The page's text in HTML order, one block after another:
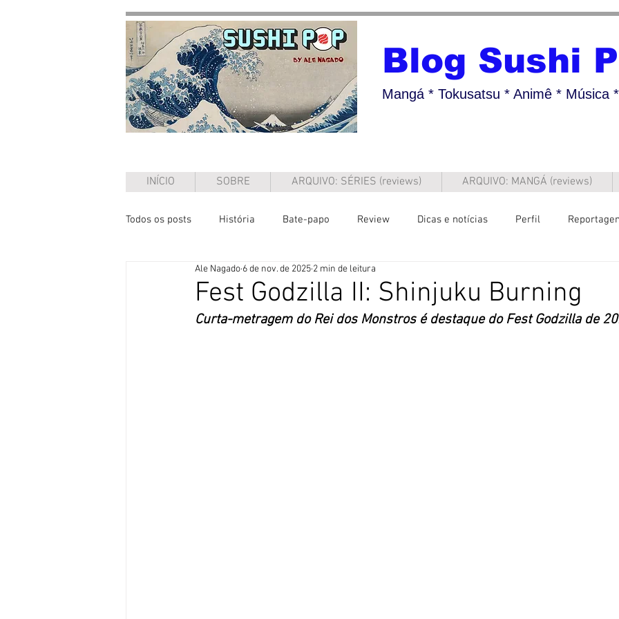
Blog Sushi
Mangá * Tokusatsu * Animê * Música
INÍCIO SOBRE ARQUIVO: SÉRIES (reviews) ARQUIVO: MANGÁ (reviews)
Todos os posts História Bate-papo Review Dicas e notícias Perfil
Fest Godzilla II: Shinjuku Burning
Ale Nagado 6 de nov. de 2025 2 min de leitura
Curta-metragem do Rei dos Monstros é destaque do Fest Godzilla de